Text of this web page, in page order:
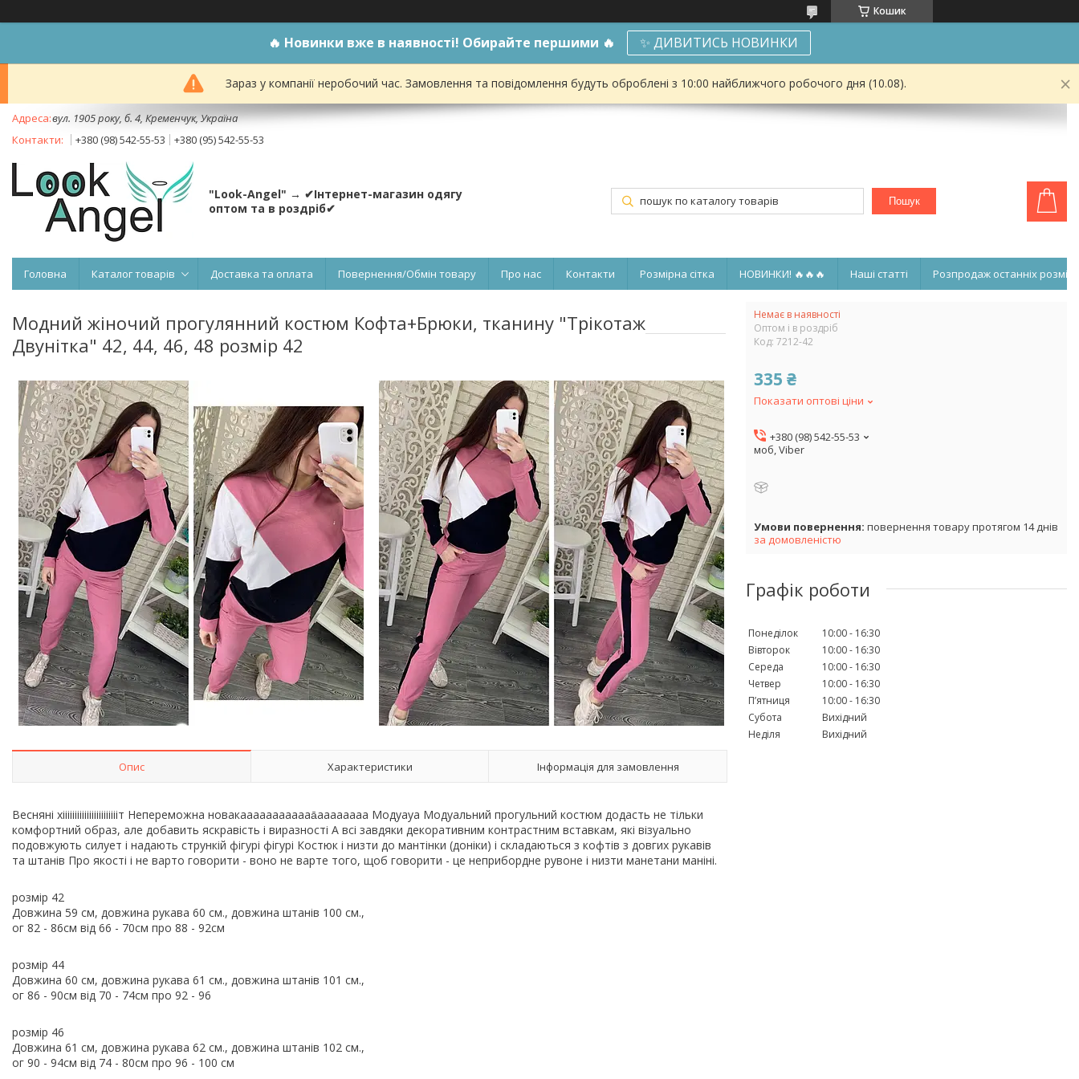
Кошик
🔥 Новинки вже в наявності! Обирайте першими 🔥 ✨ ДИВИТИСЬ НОВИНКИ
Зараз у компанії неробочий час. Замовлення та повідомлення будуть оброблені з 10:00 найближчого робочого дня (10.08).
вул. 1905 року, б. 4, Кременчук, Україна
+380 (98) 542-55-53
+380 (95) 542-55-53
"Look-Angel" → ✔Інтернет-магазин одягу
оптом та в роздріб✔
Пошук
Головна Каталог товарів Доставка та оплата Повернення/Обмін товару Про нас Контакти Розмірна сітка НОВИНКИ! 🔥🔥🔥 Наші статті Розпродаж останніх
Модний жіночий прогулянний костюм Кофта+Брюки, тканину "Трікотаж
Двунітка" 42, 44, 46, 48 розмір 42
Опис Характеристики Інформація для замовлення
Весняні хіііііііііііііііііііііііт Непереможна новакаааааааааааа̄аааааааа Модуауа Модуальний прогульний костюм додасть не тільки
комфортний образ, але добавить яскравість і виразності А всі завдяки декоративним контрастним вставкам, які візуально
подовжують силует і надають стрункій фігурі фігурі Костюк і низти до мантінки (доніки) і складаються з кофтів з довгих рукавів
та штанів Про якості і не варто говорити - воно не варте того, щоб говорити - це неприбордне рувоне і низти манетани маніні.
розмір 42
Довжина 59 см, довжина рукава 60 см., довжина штанів 100 см.,
ог 82 - 86см від 66 - 70см про 88 - 92см
розмір 44
Довжина 60 см, довжина рукава 61 см., довжина штанів 101 см.,
ог 86 - 90см від 70 - 74см про 92 - 96
розмір 46
Довжина 61 см, довжина рукава 62 см., довжина штанів 102 см.,
ог 90 - 94см від 74 - 80см про 96 - 100 см
Немає в наявності
Оптом і в роздріб
Код: 7212-42
335 ₴
Показати оптові ціни
+380 (98) 542-55-53
моб, Viber
повернення товару протягом 14 днів
за домовленістю
Графік роботи
Понеділок 10:00
16:30
Вівторок
10:00
16:30
Середа
10:00
16:30
Четвер
10:00
16:30
Пʼятниця
10:00
16:30
Субота
Вихідний
Неділя
Вихідний